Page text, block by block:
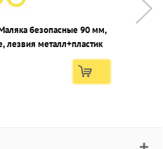
безопасные 90 мм,
лезвия металл+пластик